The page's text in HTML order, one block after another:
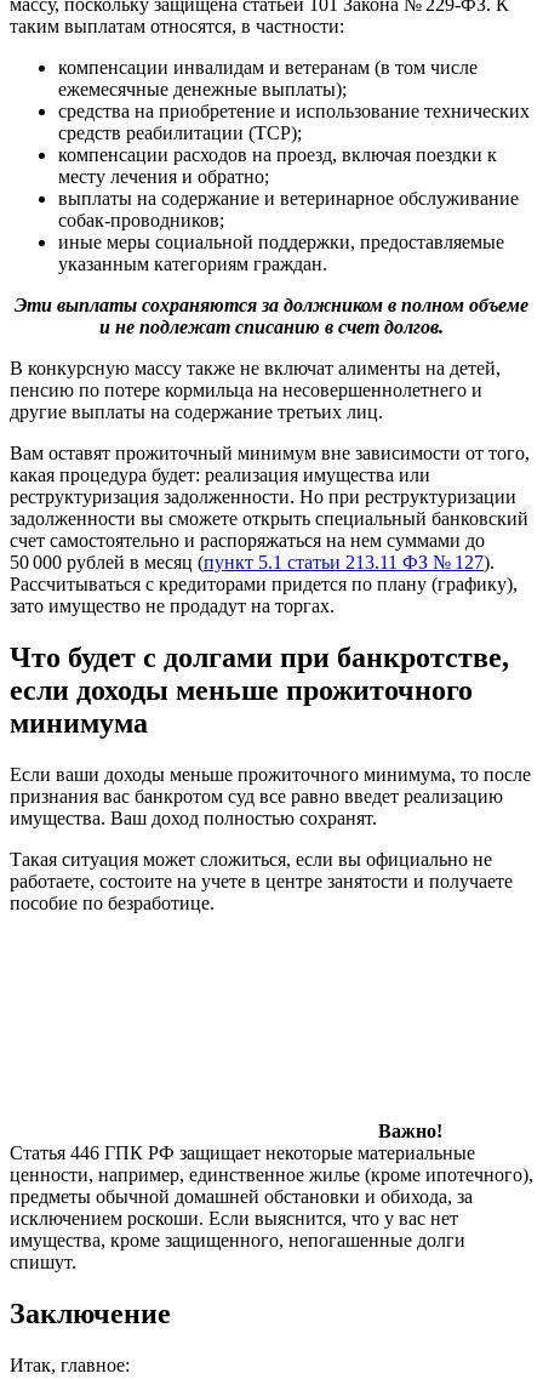
массу, поскольку защищена статьей 101 Закона № 229-ФЗ. К
таким выплатам относятся, в частности:
компенсации инвалидам и ветеранам (в том числе
ежемесячные денежные выплаты);
средства на приобретение и использование технических
средств реабилитации (ТСР);
компенсации расходов на проезд, включая поездки к
месту лечения и обратно;
выплаты на содержание и ветеринарное обслуживание
собак‑проводников;
иные меры социальной поддержки, предоставляемые
указанным категориям граждан.
Эти выплаты сохраняются за должником в полном объеме
и не подлежат списанию в счет долгов.
В конкурсную массу также не включат алименты на детей,
пенсию по потере кормильца на несовершеннолетнего и
другие выплаты на содержание третьих лиц.
Вам оставят прожиточный минимум вне зависимости от того,
какая процедура будет: реализация имущества или
реструктуризация задолженности. Но при реструктуризации
задолженности вы сможете открыть специальный банковский
счет самостоятельно и распоряжаться на нем суммами до
50 000 рублей в месяц (пункт 5.1 статьи 213.11 ФЗ № 127).
Рассчитываться с кредиторами придется по плану (графику),
зато имущество не продадут на торгах.
Что будет с долгами при банкротстве,
если доходы меньше прожиточного
минимума
Если ваши доходы меньше прожиточного минимума, то после
признания вас банкротом суд все равно введет реализацию
имущества. Ваш доход полностью сохранят.
Такая ситуация может сложиться, если вы официально не
работаете, состоите на учете в центре занятости и получаете
пособие по безработице.
Важно!
Статья 446 ГПК РФ защищает некоторые материальные
ценности, например, единственное жилье (кроме ипотечного),
предметы обычной домашней обстановки и обихода, за
исключением роскоши. Если выяснится, что у вас нет
имущества, кроме защищенного, непогашенные долги
спишут.
Заключение
Итак, главное: